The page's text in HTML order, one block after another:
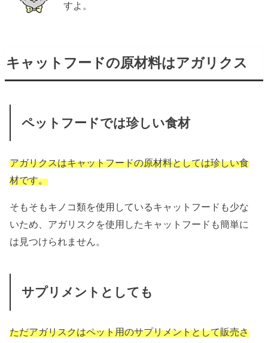
すよ。
キャットフードの原材料はアガリクス
ペットフードでは珍しい食材
アガリクスはキャットフードの原材料としては珍しい食
材です。
そもそもキノコ類を使用しているキャットフードも少な
いため、アガリスクを使用したキャットフードも簡単に
は見つけられません。
サプリメントとしても
ただアガリスクはペット用のサプリメントとして販売さ